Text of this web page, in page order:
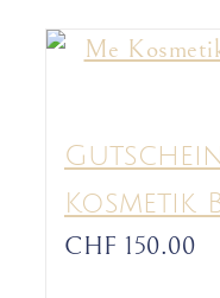
Kosmetik
CHF 150.00